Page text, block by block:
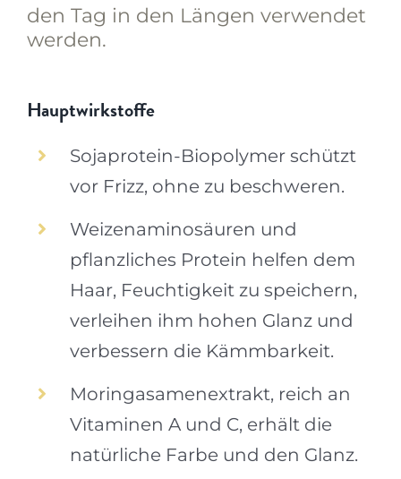
den Tag in den Längen verwendet
werden.
Hauptwirkstoffe
Sojaprotein-Biopolymer schützt
vor Frizz, ohne zu beschweren.
Weizenaminosäuren und
pflanzliches Protein helfen dem
Haar, Feuchtigkeit zu speichern,
verleihen ihm hohen Glanz und
verbessern die Kämmbarkeit.
Moringasamenextrakt, reich an
Vitaminen A und C, erhält die
natürliche Farbe und den Glanz.